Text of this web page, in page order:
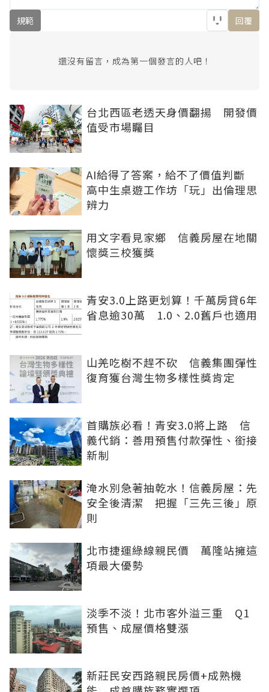
規範 回覆
還沒有留言，成為第一個發言的人吧！
台北西區老透天身價翻揚 開發價
值受市場矚目
AI給得了答案，給不了價值判斷
高中生桌遊工作坊「玩」出倫理思
辨力
用文字看見家鄉 信義房屋在地關
懷獎三校獲獎
青安3.0上路更划算！千萬房貸6年
省息逾30萬 1.0、2.0舊戶也適用
山羌吃樹不趕不砍 信義集團彈性
復育獲台灣生物多樣性獎肯定
首購族必看！青安3.0將上路 信
義代銷：善用預售付款彈性、銜接
新制
淹水別急著抽乾水！信義房屋：先
安全後清潔 把握「三先三後」原
則
北市捷運綠線親民價 萬隆站擁這
項最大優勢
淡季不淡！北市客外溢三重 Q1
預售、成屋價格雙漲
新莊民安西路親民房價+成熟機